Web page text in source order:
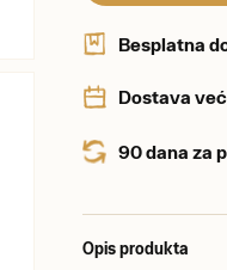
Besplatna
Dostava
90 dana za
Opis produkta